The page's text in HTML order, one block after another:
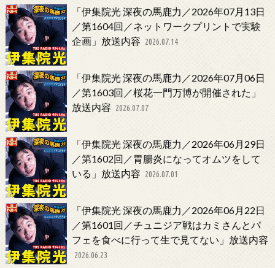
「伊集院光 深夜の馬鹿力／2026年07月13日
／第1604回／ネットワークプリントで実験
企画」放送内容 2026.07.14
「伊集院光 深夜の馬鹿力／2026年07月06日
／第1603回／桜花一門万博が開催された」
放送内容 2026.07.07
「伊集院光 深夜の馬鹿力／2026年06月29日
／第1602回／胃腸炎になってオムツをして
いる」放送内容 2026.07.01
「伊集院光 深夜の馬鹿力／2026年06月22日
／第1601回／チュニジア戦はカミさんとパ
フェを食べに行って生で見てない」放送内容
2026.06.23